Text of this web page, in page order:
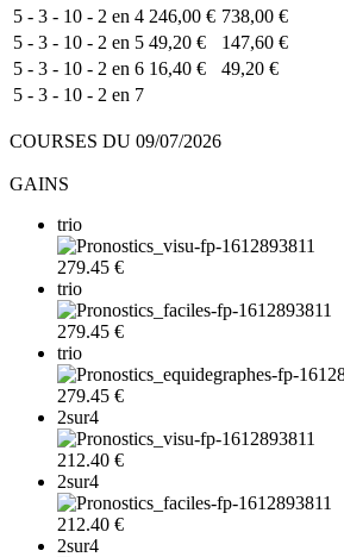
5 - 3 - 10 - 2 en 4 246,00 € 738,00 €
5 - 3 - 10 - 2 en 5 49,20 €
147,60 €
5 - 3 - 10 - 2 en 6 16,40 €
49,20 €
5 - 3 - 10 - 2 en 7
COURSES DU 09/07/2026
GAINS
trio
279.45 €
trio
279.45 €
trio
279.45 €
2sur4
212.40 €
2sur4
212.40 €
2sur4